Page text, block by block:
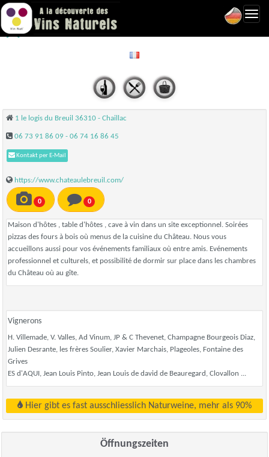
Château le Breuil - Chaillac
1 le logis du Breuil 36310 - Chaillac
06 73 91 86 09 - 06 74 16 86 45
Kontakt per E-Mail
https://www.chateaulebreuil.com/
0 0
Maison d'hôtes , table d'hôtes , cave à vin dans un site exceptionnel. Soirées
pizzas des fours à bois où menus de la cuisine du Château. Nous vous
accueillons aussi pour vos événements familiaux où entre amis. Evénements
professionnel et culturels, et possibilité de dormir sur place dans les chambres
du Château où au gîte.
Vignerons
H. Villemade, V. Valles, Ad Vinum, JP & C Thevenet, Champagne Bourgeois Diaz,
Julien Desrante, les frères Soulier, Xavier Marchais, Plageoles, Fontaine des
Grives
ES d'AQUI, Jean Louis Pinto, Jean Louis de david de Beauregard, Clovallon ...
Hier gibt es fast ausschliesslich Naturweine, mehr als 90%
Öffnungszeiten